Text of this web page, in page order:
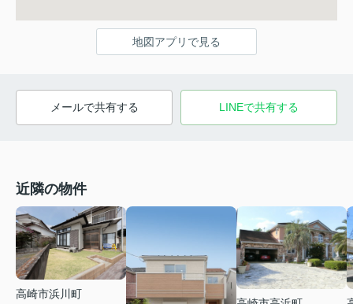
地図アプリで見る
メールで共有する LINEで共有する
近隣の物件
高崎市浜川町